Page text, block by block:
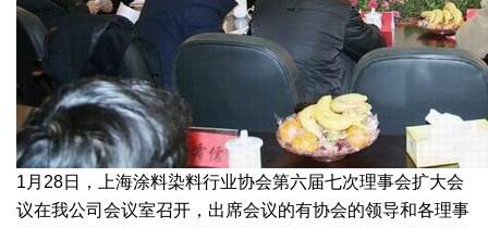
载体干燥系列
滚筒干燥系列
沸腾干燥系列
烘箱干燥系列
管束干燥系列
社会责任报告
1月28日，上海涂料染料行业协会第六届七次理事会扩大会
议在我公司会议室召开，出席会议的有协会的领导和各理事